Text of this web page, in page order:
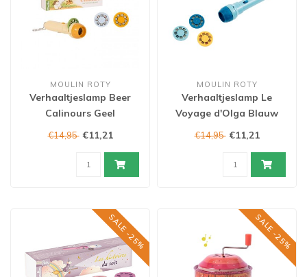
MOULIN ROTY
Verhaaltjeslamp Beer
Calinours Geel
€14,95 €11,21
MOULIN ROTY
Verhaaltjeslamp Le
Voyage d'Olga Blauw
€14,95 €11,21
SALE -25% SALE -25%